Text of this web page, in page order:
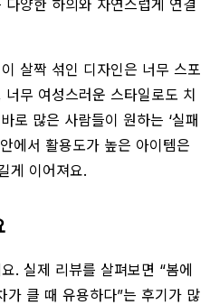
양한 하의와 자연스럽게 연결
살짝 섞인 디자인은 너무 스포
무 여성스러운 스타일로도 치
로 많은 사람들이 원하는 ‘실패
에서 활용도가 높은 아이템은
게 이어져요.
. 실제 리뷰를 살펴보면 “봄에
가 클 때 유용하다”는 후기가 많